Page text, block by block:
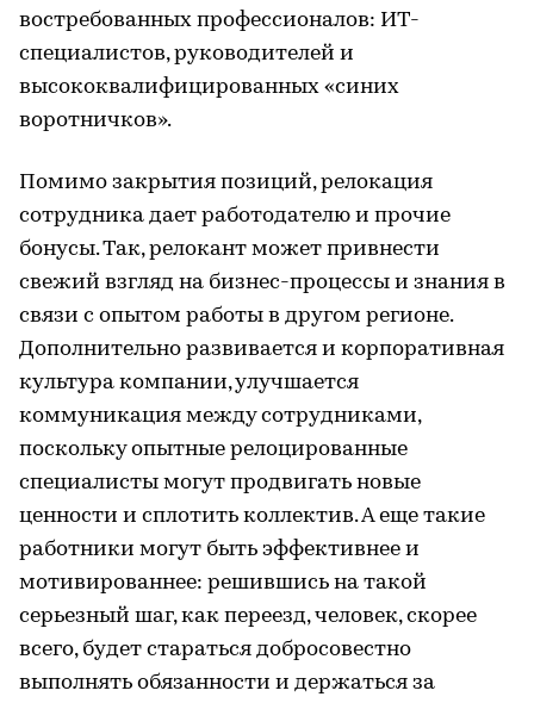
востребованных профессионалов: ИТ-
специалистов, руководителей и
высококвалифицированных «синих
воротничков».
Помимо закрытия позиций, релокация
сотрудника дает работодателю и прочие
бонусы. Так, релокант может привнести
свежий взгляд на бизнес-процессы и знания в
связи с опытом работы в другом регионе.
Дополнительно развивается и корпоративная
культура компании, улучшается
коммуникация между сотрудниками,
поскольку опытные релоцированные
специалисты могут продвигать новые
ценности и сплотить коллектив. А еще такие
работники могут быть эффективнее и
мотивированнее: решившись на такой
серьезный шаг, как переезд, человек, скорее
всего, будет стараться добросовестно
выполнять обязанности и держаться за